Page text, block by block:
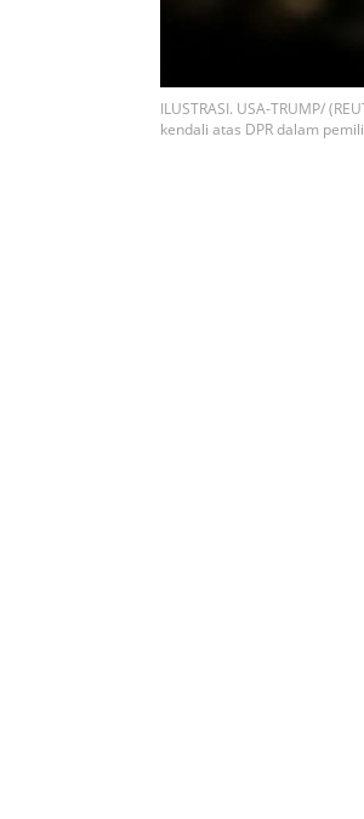
ILUSTRASI. USA-TRUMP/
kendali atas DPR dalam